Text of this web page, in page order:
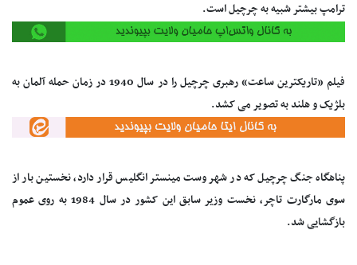
ترامپ بیشتر شبیه به چرچیل است.
فیلم «تاریکترین ساعت» رهبری چرچیل را در سال 1940 در زمان حمله آلمان به
بلژیک و هلند به تصویر می کشد.
پناهگاه جنگ چرچیل که در شهر وست مینستر انگلیس قرار دارد، نخستین بار از
سوی مارگارت تاچر، نخست وزیر سابق این کشور در سال 1984 به روی عموم
بازگشایی شد.